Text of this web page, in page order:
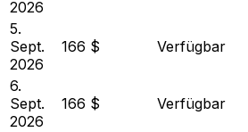
2026
5.
Sept.
2026
166 $ Verfügbar
6.
Sept.
2026
166 $ Verfügbar